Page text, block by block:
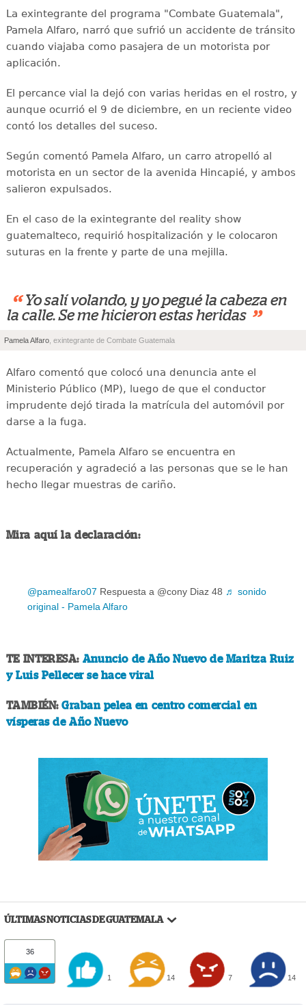
La exintegrante del programa "Combate Guatemala",
Pamela Alfaro, narró que sufrió un accidente de tránsito
cuando viajaba como pasajera de un motorista por
aplicación.
El percance vial la dejó con varias heridas en el rostro, y
aunque ocurrió el 9 de diciembre, en un reciente video
contó los detalles del suceso.
Según comentó Pamela Alfaro, un carro atropelló al
motorista en un sector de la avenida Hincapié, y ambos
salieron expulsados.
En el caso de la exintegrante del reality show
guatemalteco, requirió hospitalización y le colocaron
suturas en la frente y parte de una mejilla.
“ Yo salí volando, y yo pegué la cabeza en
la calle. Se me hicieron estas heridas ”
Pamela Alfaro , exintegrante de Combate Guatemala
Alfaro comentó que colocó una denuncia ante el
Ministerio Público (MP), luego de que el conductor
imprudente dejó tirada la matrícula del automóvil por
darse a la fuga.
Actualmente, Pamela Alfaro se encuentra en
recuperación y agradeció a las personas que se le han
hecho llegar muestras de cariño.
Mira aquí la declaración:
@pamealfaro07 Respuesta a @cony Diaz 48 ♬ sonido
original - Pamela Alfaro
TE INTERESA: Anuncio de Año Nuevo de Maritza Ruiz
y Luis Pellecer se hace viral
TAMBIÉN:Graban pelea en centro comercial en
vísperas de Año Nuevo
ÚLTIMAS NOTICIAS DE GUATEMALA
36
1 14 7 14